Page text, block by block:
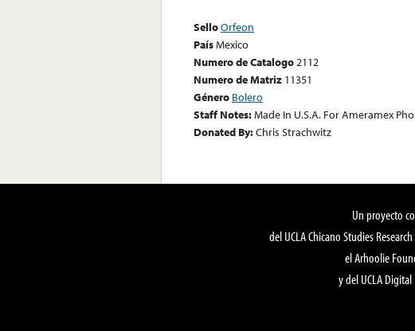
SelloOrfeon
PaísMexico
Numero de Catalogo2112
Numero de Matriz 11351
Género Bolero
Staff Notes:Made In U.S.A. For Ameramex
Donated By:Chris Strachwitz
Un proyecto
del UCLA Chicano Studies
el Arhoolie
y del UCLA